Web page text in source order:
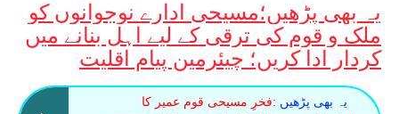
یہ بھی پڑھیں؛مسیحی ادارے نوجوانوں کو
ملک و قوم کی ترقی کے لیے اہل بنانے میں
کردار ادا کریں؛ چیئرمین پیام اقلیت
یہ بھی پڑھیں :فخرِ مسیحی قوم عمیر کا